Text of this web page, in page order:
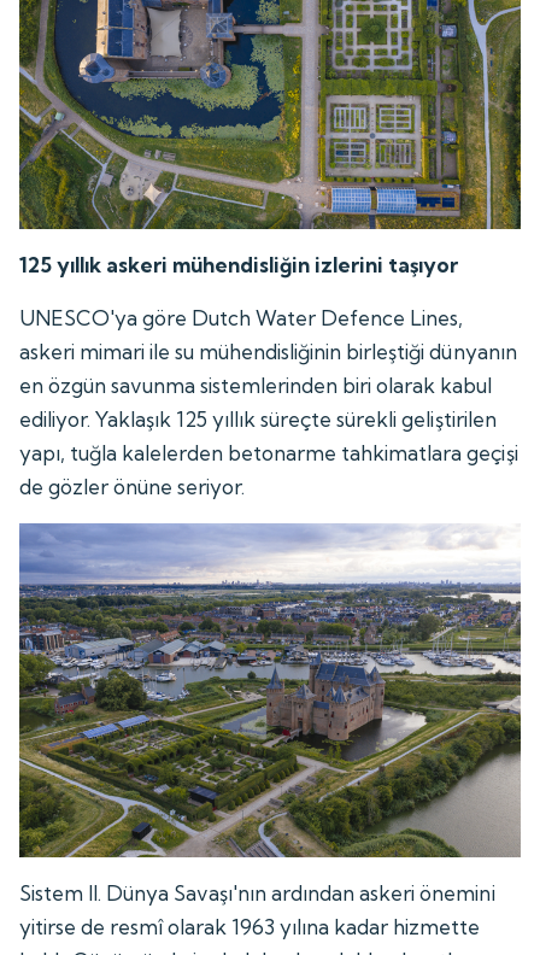
125 yıllık askeri mühendisliğin izlerini taşıyor
UNESCO'ya göre Dutch Water Defence Lines,
askeri mimari ile su mühendisliğinin birleştiği dünyanın
en özgün savunma sistemlerinden biri olarak kabul
ediliyor. Yaklaşık 125 yıllık süreçte sürekli geliştirilen
yapı, tuğla kalelerden betonarme tahkimatlara geçişi
de gözler önüne seriyor.
Sistem II. Dünya Savaşı'nın ardından askeri önemini
yitirse de resmî olarak 1963 yılına kadar hizmette